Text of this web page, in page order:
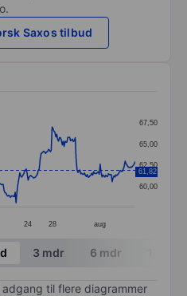
Saxos tilbud
points.
categories.
values. Data
24 28 aug
60,00
62,50
65,00
67,50
61,82
3 mdr 6 mdr
til flere diagrammer